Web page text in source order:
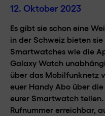
12. Oktober 2023
Es gibt sie schon eine
in der Schweiz bieten
Smartwatches wie die
Galaxy Watch
über das Mobilfunknetz
euer Handy Abo über
eurer Smartwatch
Rufnummer erreichbar,